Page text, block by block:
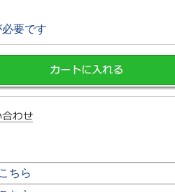
要です
ちら